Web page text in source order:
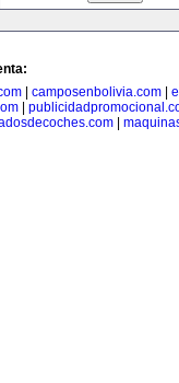
| camposenbolivia.com|